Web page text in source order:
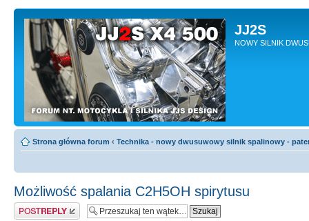
JJ2S
NOWY SILNIK
Strona główna forum ‹ Technika - nowy dwusuwowy silnik spalinowy -
Możliwość spalania C2H5OH spirytusu
Odpowiedz